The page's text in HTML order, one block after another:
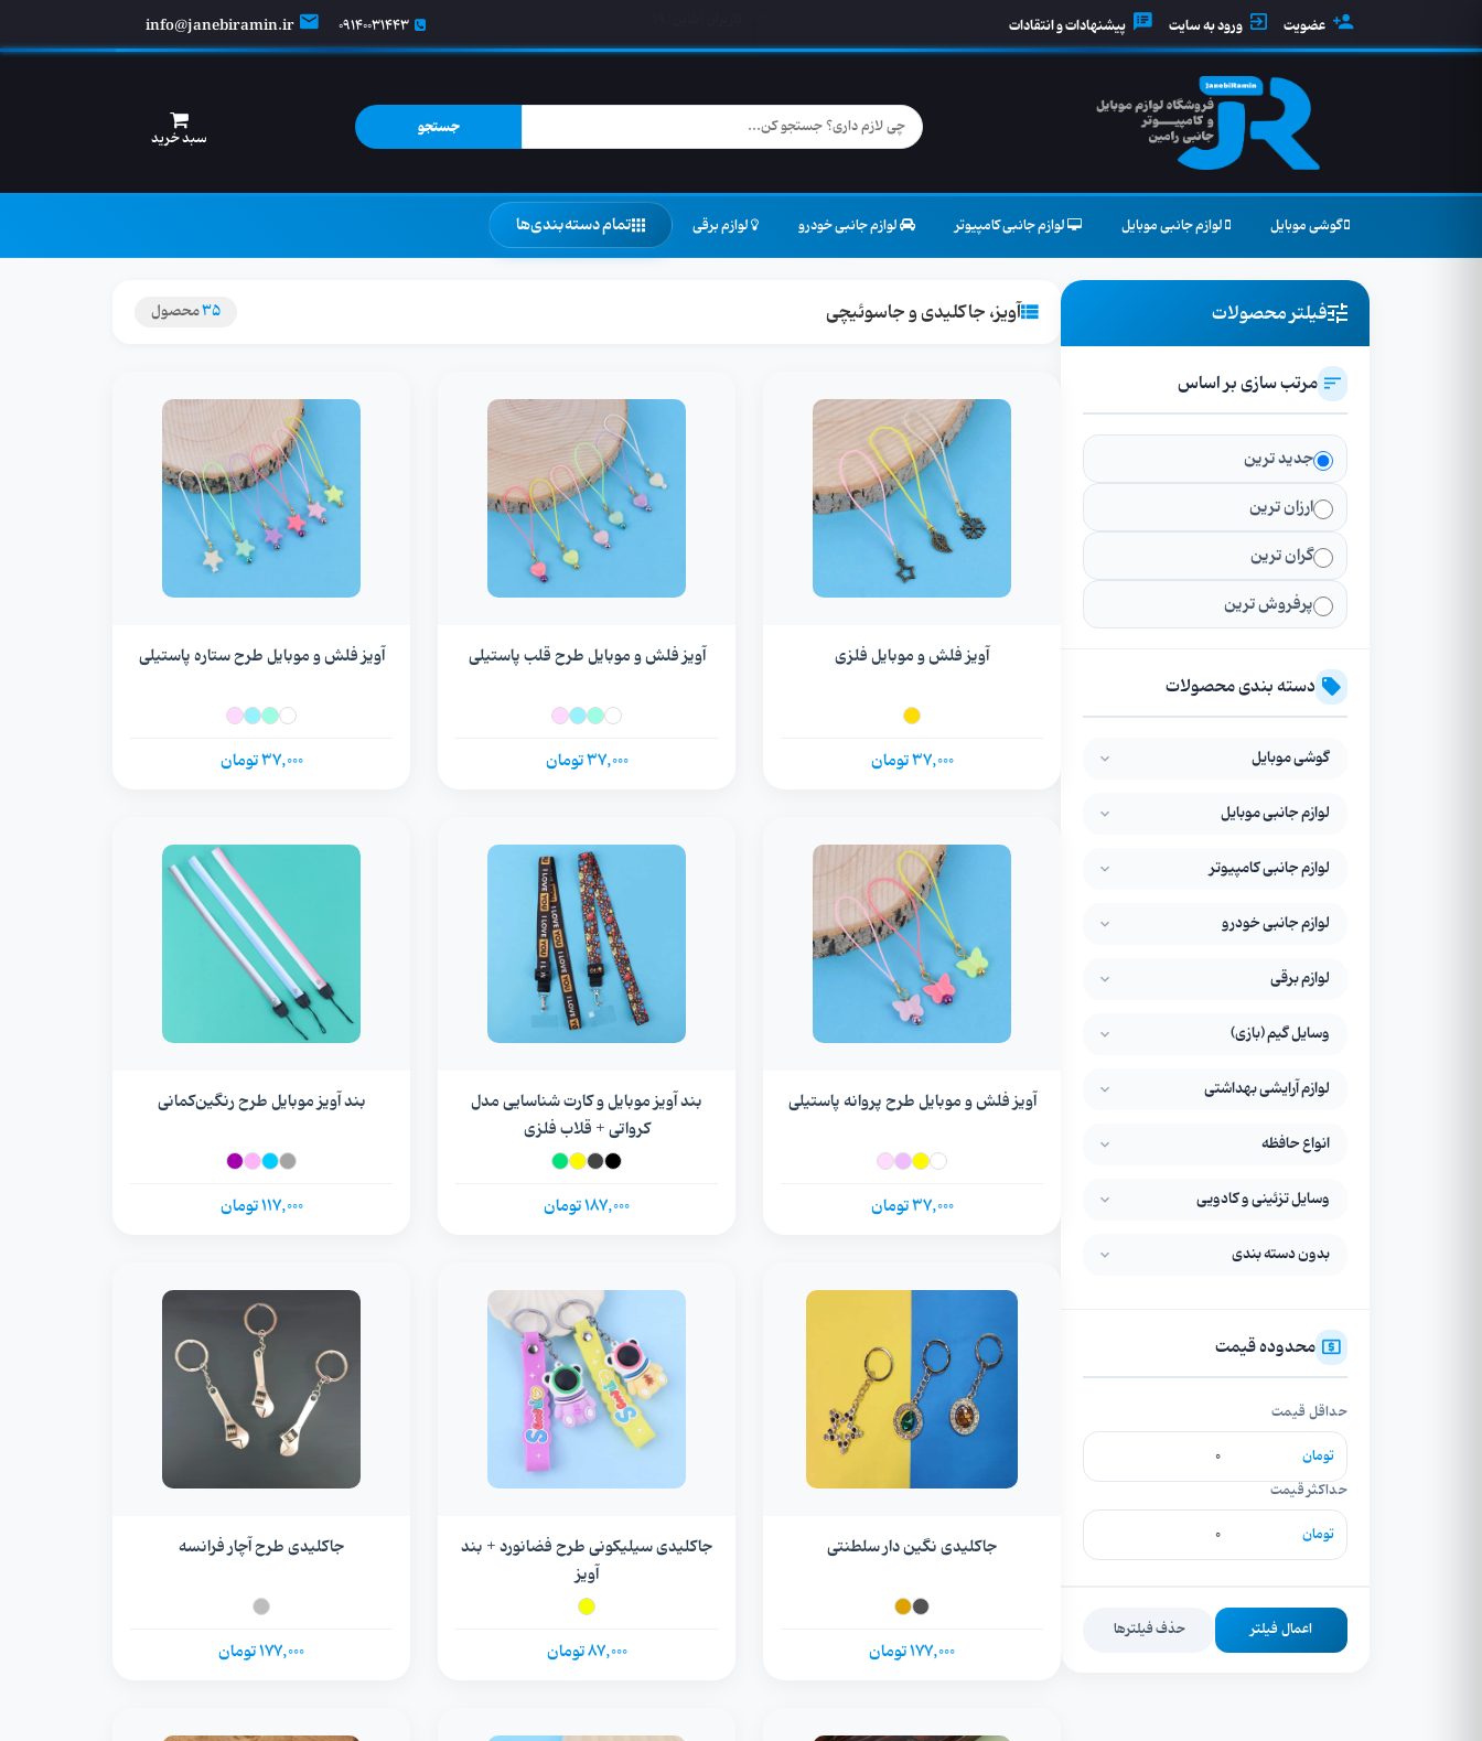
عضویت ورود به سایت پیشنهادات و انتقادات 09140031443
info@janebiramin.ir
جستجو
سبد خرید
گوشی موبایل لوازم جانبی موبایل لوازم جانبی کامپیوتر لوازم جانبی خودرو لوازم برقی تمام دسته‌بندی‌ها
فیلتر محصولات
مرتب سازی بر اساس
جدید ترین
ارزان ترین
گران ترین
پرفروش ترین
دسته بندی محصولات
گوشی موبایل
لوازم جانبی موبایل
لوازم جانبی کامپیوتر
لوازم جانبی خودرو
لوازم برقی
وسایل گیم (بازی)
لوازم آرایشی بهداشتی
انواع حافظه
وسایل تزئینی و کادویی
بدون دسته بندی
محدوده قیمت
حداقل قیمت
تومان
حداکثر قیمت
تومان
اعمال فیلتر حذف فیلترها
آویز، جاکلیدی و جاسوئیچی 35محصول
آویز فلش و موبایل فلزی
37,000 تومان
آویز فلش و موبایل طرح قلب پاستیلی
37,000 تومان
آویز فلش و موبایل طرح ستاره پاستیلی
37,000 تومان
آویز فلش و موبایل طرح پروانه پاستیلی
37,000 تومان
بند آویز موبایل و کارت شناسایی مدل
کرواتی + قلاب فلزی
187,000 تومان
بند آویز موبایل طرح رنگین‌کمانی
117,000 تومان
جاکلیدی نگین دار سلطنتی
177,000 تومان
جاکلیدی سیلیکونی طرح فضانورد + بند
آویز
87,000 تومان
جاکلیدی طرح آچار فرانسه
177,000 تومان